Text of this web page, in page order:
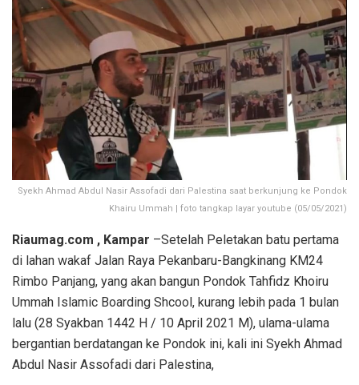
Syekh Ahmad Abdul Nasir Assofadi dari Palestina saat berkunjung ke Pondok
Khairu Ummah | foto tangkap layar youtube (05/05/2021)
Riaumag.com , Kampar –Setelah Peletakan batu pertama
di lahan wakaf Jalan Raya Pekanbaru-Bangkinang KM24
Rimbo Panjang, yang akan bangun Pondok Tahfidz Khoiru
Ummah Islamic Boarding Shcool, kurang lebih pada 1 bulan
lalu (28 Syakban 1442 H / 10 April 2021 M), ulama-ulama
bergantian berdatangan ke Pondok ini, kali ini Syekh Ahmad
Abdul Nasir Assofadi dari Palestina,